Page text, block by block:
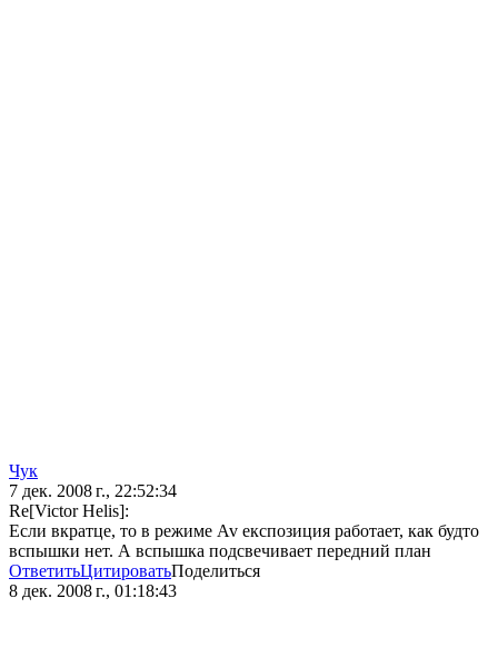
Чук
7 дек. 2008 г., 22:52:34
Re[Victor Helis]:
Если вкратце, то в режиме Av експозиция работает, как будто
вспышки нет. А вспышка подсвечивает передний план
ОтветитьЦитироватьПоделиться
8 дек. 2008 г., 01:18:43